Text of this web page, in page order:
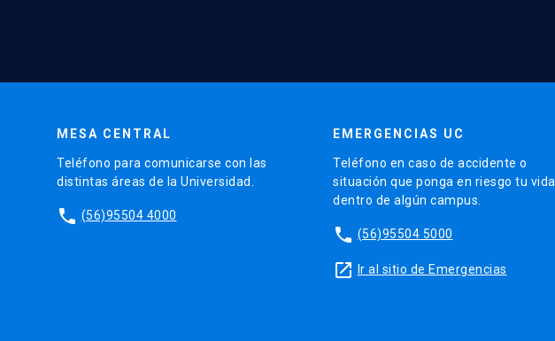
MESA CENTRAL
Teléfono para comunicarse con las
distintas áreas de la Universidad.
phone (56)95504 4000
EMERGENCIAS UC
Teléfono en caso de accidente o
situación que ponga en riesgo tu vida
dentro de algún campus.
phone (56)95504 5000
launch Ir al sitio de Emergencias